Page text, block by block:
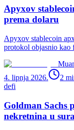
Apyxov
prema dolaru
Apyxov stablecoin
protokol objasnio kao
4. lipnja 2026.
2
defi
Goldman Sachs
nekretnina u